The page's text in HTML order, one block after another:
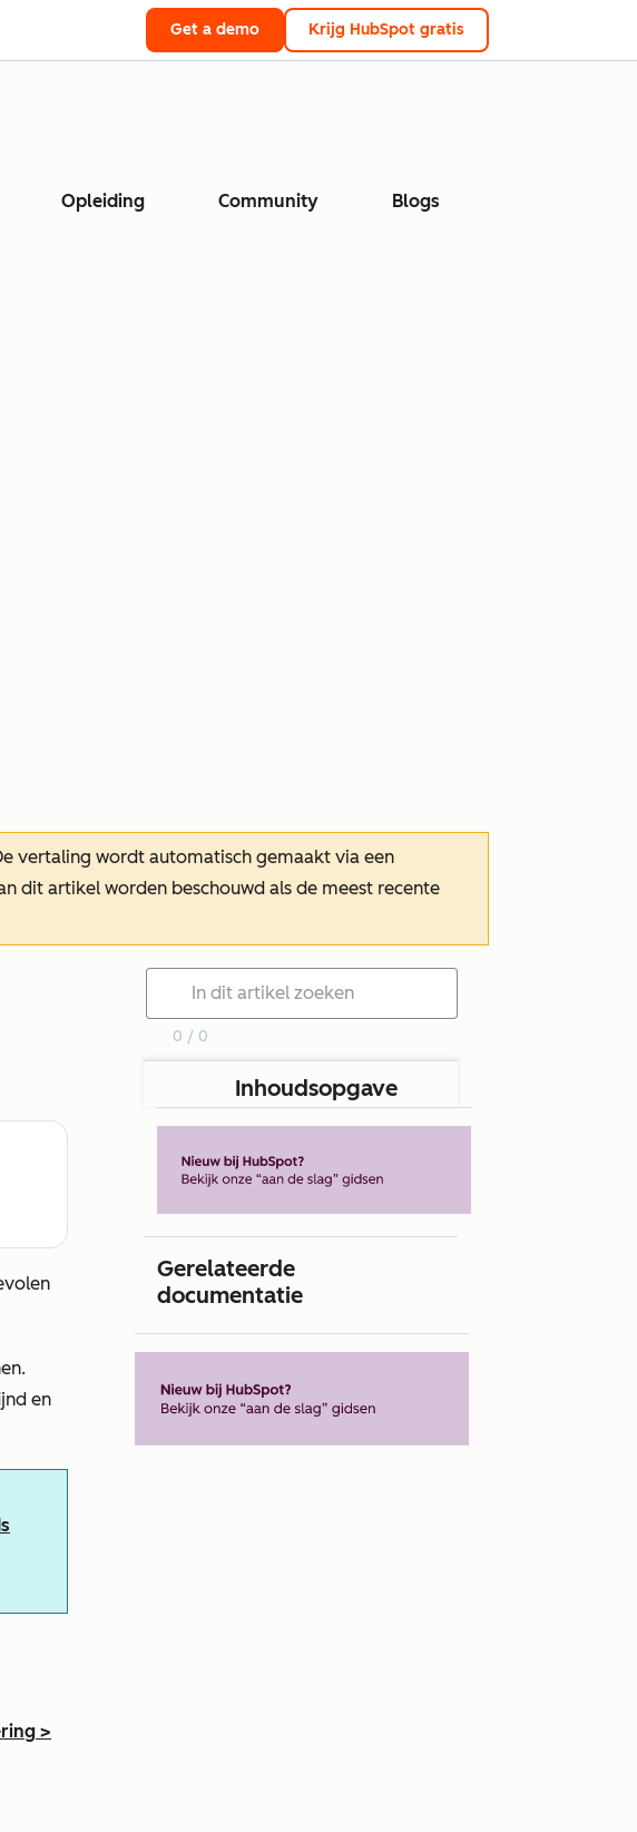
Get a demo Krijg HubSpot gratis
Opleiding Community Blogs
vertaling wordt automatisch gemaakt via een
dit artikel worden beschouwd als de meest recente
en
>
0 / 0
Inhoudsopgave
Gerelateerde
documentatie